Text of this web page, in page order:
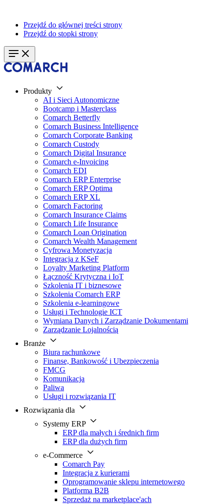
Przejdź do głównej treści strony
Przejdź do stopki strony
Produkty
AI i Sieci Autonomiczne
Bootcamp i Masterclass
Comarch Betterfly
Comarch Business Intelligence
Comarch Corporate Banking
Comarch Custody
Comarch Digital Insurance
Comarch e-Invoicing
Comarch EDI
Comarch ERP Enterprise
Comarch ERP Optima
Comarch ERP XL
Comarch Factoring
Comarch Insurance Claims
Comarch Life Insurance
Comarch Loan Origination
Comarch Wealth Management
Cyfrowa Monetyzacja
Integracja z KSeF
Loyalty Marketing Platform
Łączność Krytyczna i IoT
Szkolenia IT i biznesowe
Szkolenia Comarch ERP
Szkolenia e-learningowe
Usługi i Technologie ICT
Wymiana Danych i Zarządzanie Dokumentami
Zarządzanie Lojalnością
Branże
Biura rachunkowe
Finanse, Bankowość i Ubezpieczenia
FMCG
Komunikacja
Paliwa
Usługi i rozwiązania IT
Rozwiązania dla
Systemy ERP
ERP dla małych i średnich firm
ERP dla dużych firm
e-Commerce
Comarch Pay
Integracja z kurierami
Oprogramowanie sklepu internetowego
Platforma B2B
Sprzedaż na marketplace'ach